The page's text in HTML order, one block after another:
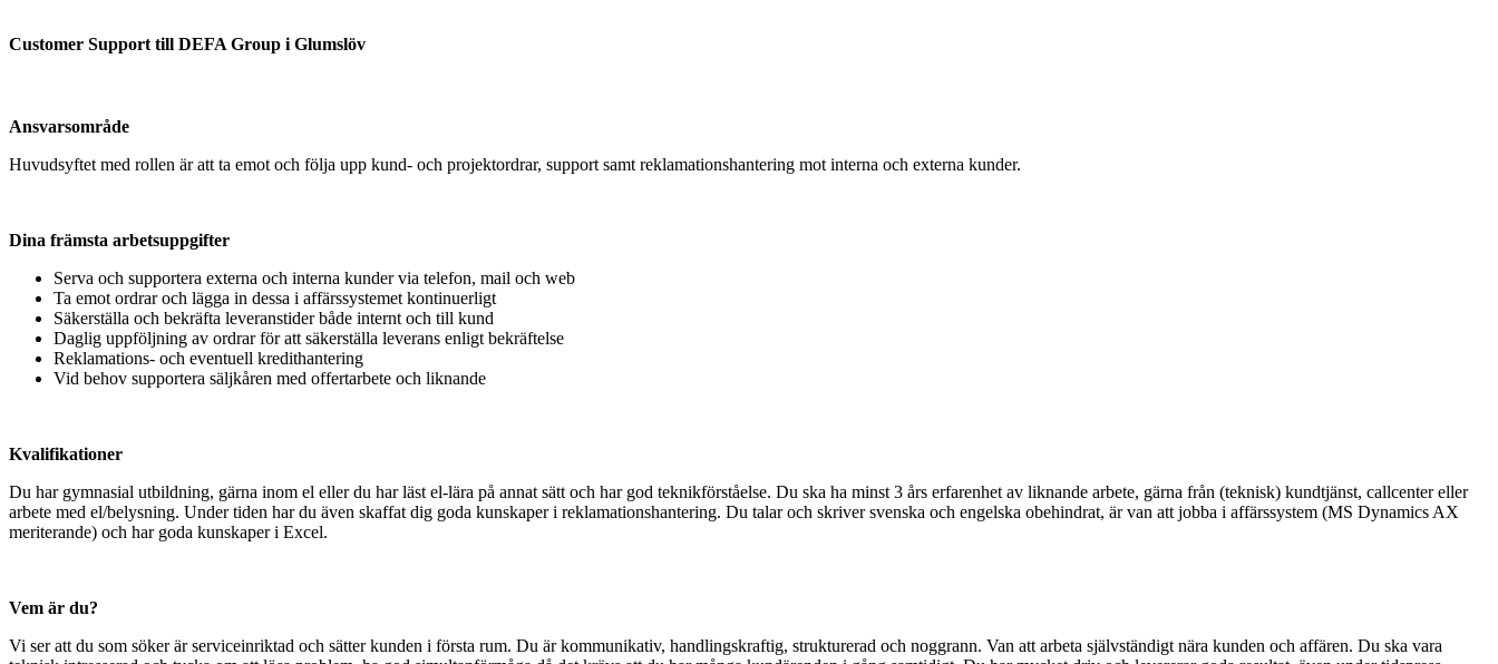
Customer Support till DEFA Group i Glumslöv
Ansvarsområde
Huvudsyftet med rollen är att ta emot och följa upp kund- och projektordrar, support samt reklamationshantering mot interna och externa kunder.
Dina främsta arbetsuppgifter
Serva och supportera externa och interna kunder via telefon, mail och web
Ta emot ordrar och lägga in dessa i affärssystemet kontinuerligt
Säkerställa och bekräfta leveranstider både internt och till kund
Daglig uppföljning av ordrar för att säkerställa leverans enligt bekräftelse
Reklamations- och eventuell kredithantering
Vid behov supportera säljkåren med offertarbete och liknande
Kvalifikationer
Du har gymnasial utbildning, gärna inom el eller du har läst el-lära på annat sätt och har god teknikförståelse. Du ska ha minst 3 års erfarenhet av liknande arbete, gärna från (teknisk) kundtjänst, callcenter eller
arbete med el/belysning. Under tiden har du även skaffat dig goda kunskaper i reklamationshantering. Du talar och skriver svenska och engelska obehindrat, är van att jobba i affärssystem (MS Dynamics AX
meriterande) och har goda kunskaper i Excel.
Vem är du?
Vi ser att du som söker är serviceinriktad och sätter kunden i första rum. Du är kommunikativ, handlingskraftig, strukturerad och noggrann. Van att arbeta självständigt nära kunden och affären. Du ska vara